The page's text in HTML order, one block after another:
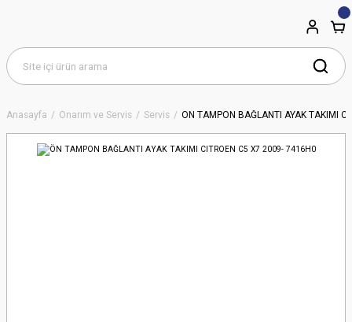
Anasayfa Onarım ve Servis Servis ÖN TAMPON BAĞLANTI AYAK TAKIMI